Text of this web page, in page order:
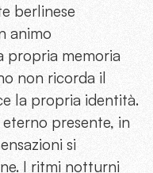
berlinese
animo
propria memoria
non ricorda il
la propria identità.
presente, in
si
I ritmi notturni